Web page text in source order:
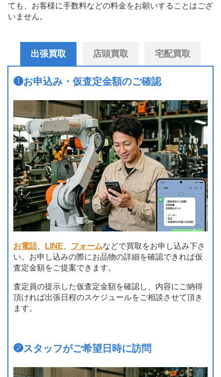
ても、お客様に手数料などの料金をお願いすることはござ
いません。
出張買取 店頭買取 宅配買取
❶お申込み・仮査定金額のご確認
お電話、 LINE フォームなどで買取をお申し込み下さ
い。お申し込みの際にお品物の詳細を確認できれば仮
査定金額をご提案できます。
査定員の提示した仮査定金額を確認し、内容にご納得
頂ければ出張日程のスケジュールをご相談させて頂き
ます。
❷スタッフがご希望日時に訪問